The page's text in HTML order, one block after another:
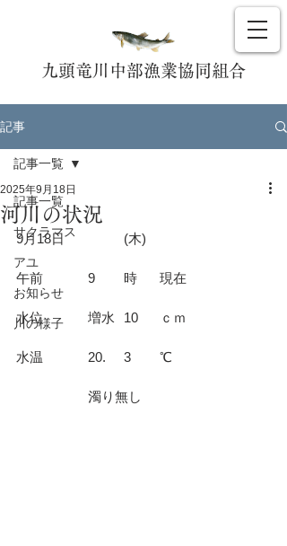
九頭竜川中部漁業協同組合
記事
記事一覧
サクラマス
アユ
お知らせ
川の様子
記事一覧
河川の状況
2025年9月18日
9月18日		(木)
午前		9	時	現在
水位		増水	10	ｃｍ
水温		20.	3	℃